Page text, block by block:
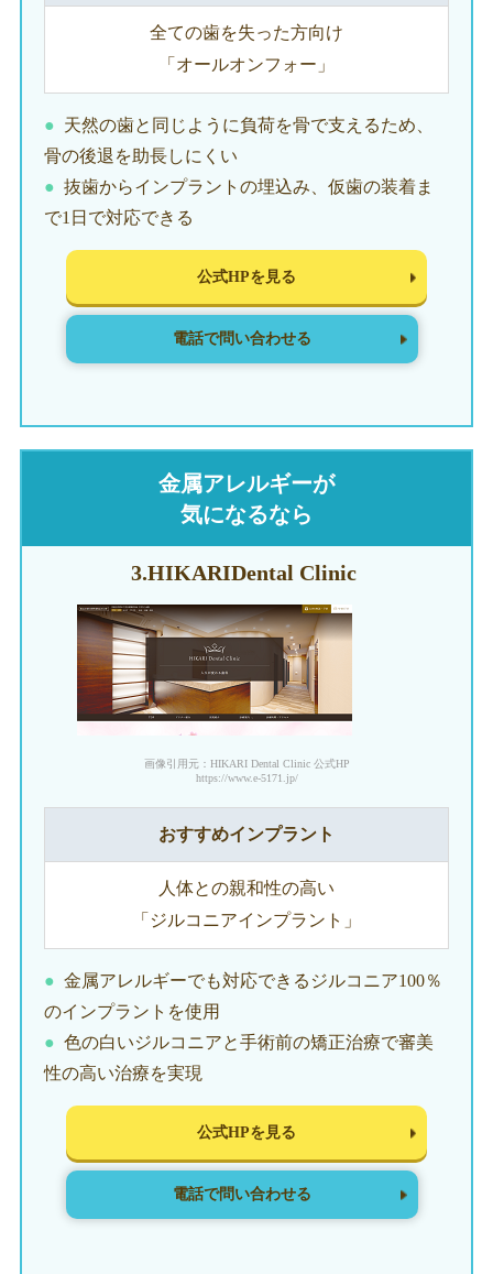
全ての歯を失った方向け
「オールオンフォー」
天然の歯と同じように負荷を骨で支えるため、
骨の後退を助長しにくい
抜歯からインプラントの埋込み、仮歯の装着ま
で1日で対応できる
公式HPを見る
電話で問い合わせる
金属アレルギーが
気になるなら
3.HIKARIDental Clinic
画像引用元：HIKARI Dental Clinic 公式HP
https://www.e-5171.jp/
おすすめインプラント
人体との親和性の高い
「ジルコニアインプラント」
金属アレルギーでも対応できるジルコニア100％
のインプラントを使用
色の白いジルコニアと手術前の矯正治療で審美
性の高い治療を実現
公式HPを見る
電話で問い合わせる